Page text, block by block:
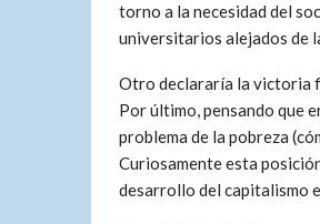
torno a la necesidad del
universitarios alejados de
Otro declararía la victoria
Por último, pensando que
problema de la pobreza
Curiosamente esta
desarrollo del capitalismo